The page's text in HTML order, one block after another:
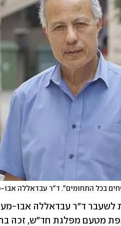
בכל התחומים". ד"ר עבדאללה